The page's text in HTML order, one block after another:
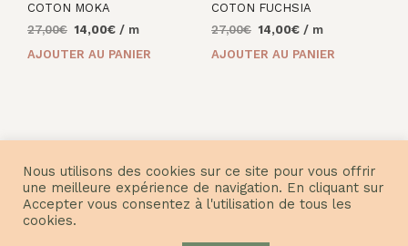
COTON MOKA
27,00€ Le
14,00€Le/ m
AJOUTER AU PANIER
COTON FUCHSIA
27,00€ Le
14,00€Le/ m
AJOUTER AU PANIER
Nous utilisons des cookies sur ce site pour vous offrir
une meilleure expérience de navigation. En cliquant sur
Accepter vous consentez à l'utilisation de tous les
cookies.